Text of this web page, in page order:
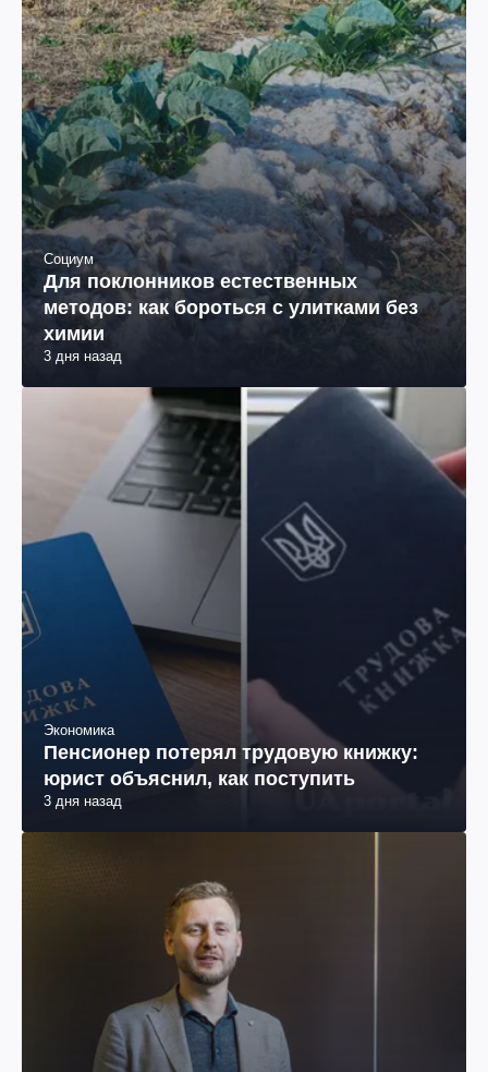
Социум
Для поклонников естественных
методов: как бороться с улитками без
химии
3 дня назад
Экономика
Пенсионер потерял трудовую книжку:
юрист объяснил, как поступить
3 дня назад